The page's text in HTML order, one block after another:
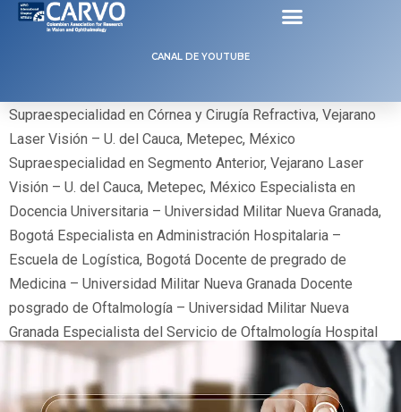
CANAL DE YOUTUBE
Supraespecialidad en Córnea y Cirugía Refractiva, Vejarano
Laser Visión – U. del Cauca, Metepec, México
Supraespecialidad en Segmento Anterior, Vejarano Laser
Visión – U. del Cauca, Metepec, México Especialista en
Docencia Universitaria – Universidad Militar Nueva Granada,
Bogotá Especialista en Administración Hospitalaria –
Escuela de Logística, Bogotá Docente de pregrado de
Medicina – Universidad Militar Nueva Granada Docente
posgrado de Oftalmología – Universidad Militar Nueva
Granada Especialista del Servicio de Oftalmología Hospital
Militar Central Especialista Optiláser SA